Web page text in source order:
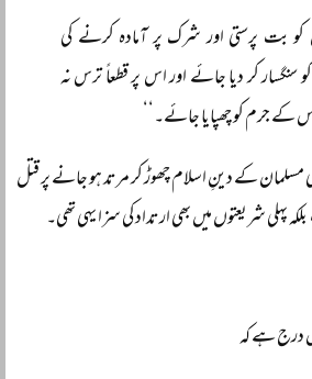
کو بت پرستی اور شرک پر آمادہ کرنے کی
کر دیا جائے اور اس پر قطعاً ترس نہ
کے جرم کو چھپایا جائے۔‘‘
کے دینِ اسلام چھوڑ کر مرتد ہو جانے پر قتل
پہلی شریعتوں میں بھی ارتداد کی سزا یہی تھی۔